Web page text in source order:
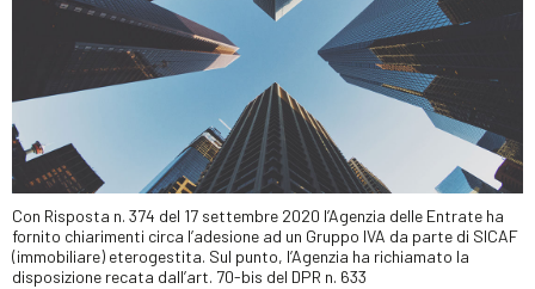
Con Risposta n. 374 del 17 settembre 2020 l’Agenzia delle Entrate ha
fornito chiarimenti circa l’adesione ad un Gruppo IVA da parte di SICAF
(immobiliare) eterogestita. Sul punto, l’Agenzia ha richiamato la
disposizione recata dall’art. 70-bis del DPR n. 633